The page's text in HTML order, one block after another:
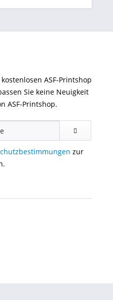
ASF-Printshop
Sie keine Neuigkeit
ASF-Printshop.
zur